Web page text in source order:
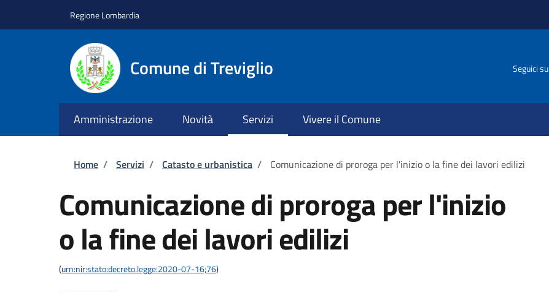
Regione Lombardia
Comune di Treviglio Seguici su
Amministrazione Novità Servizi Vivere il Comune
Briciole di pane
Home / Servizi / Catasto e urbanistica / Comunicazione di proroga per l'inizio o la fine dei lavori edilizi
Comunicazione di proroga per l'inizio
o la fine dei lavori edilizi
(urn:nir:stato:decreto.legge:2020-07-16;76)